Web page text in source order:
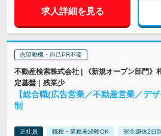
求人詳細を見る
志望動機・自己PR不要
不動産検索株式会社 | 《新規オープン部門》
定基盤｜残業少
【総合職(広告営業／不動産営業／デ
制
正社員 職種・業種未経験OK 完全週休2日制